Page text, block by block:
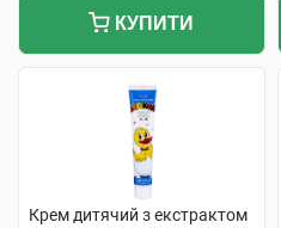
КУПИТИ
Крем дитячий з екстрактом